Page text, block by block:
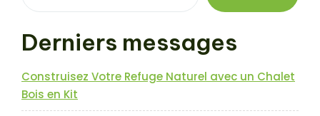
Derniers messages
Construisez Votre Refuge Naturel avec un Chalet
Bois en Kit